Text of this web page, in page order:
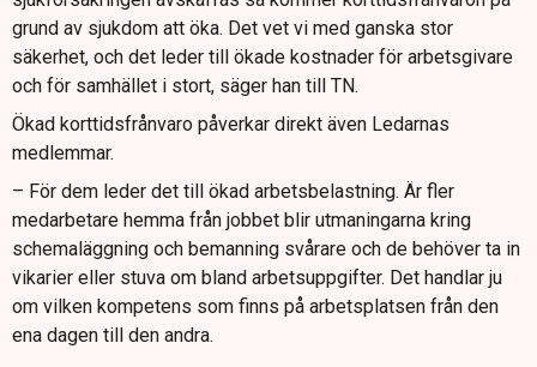
grund av sjukdom att öka. Det vet vi med ganska stor
säkerhet, och det leder till ökade kostnader för arbetsgivare
och för samhället i stort, säger han till TN.
Ökad korttidsfrånvaro påverkar direkt även Ledarnas
medlemmar.
– För dem leder det till ökad arbetsbelastning. Är fler
medarbetare hemma från jobbet blir utmaningarna kring
schemaläggning och bemanning svårare och de behöver ta in
vikarier eller stuva om bland arbetsuppgifter. Det handlar ju
om vilken kompetens som finns på arbetsplatsen från den
ena dagen till den andra.